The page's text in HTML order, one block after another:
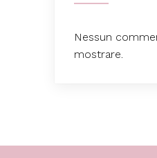
Nessun
mostrare.